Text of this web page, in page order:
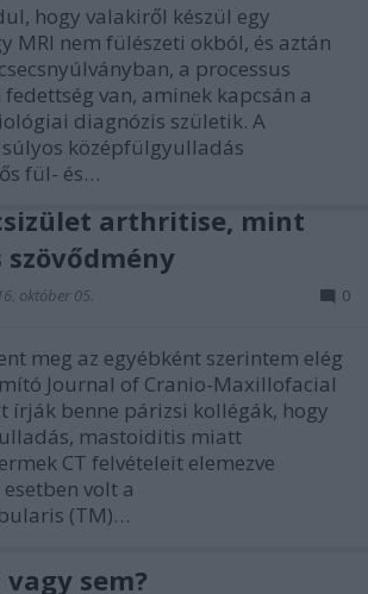
hogy valakiről készül egy
MRI nem fülészeti okból, és aztán
a processus
van, aminek kapcsán a
diagnózis születik. A
középfülgyulladás
fül- és…
arthritise, mint
október 05. 0
meg az egyébként szerintem elég
Journal of Cranio-Maxillofacial
írják benne párizsi kollégák, hogy
mastoiditis miatt
CT felvételeit elemezve
volt a
(TM)…
sem?